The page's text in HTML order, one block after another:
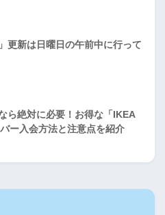
更新は日曜日の午前中に行って
ら絶対に必要！お得な「IKEA
ー入会方法と注意点を紹介